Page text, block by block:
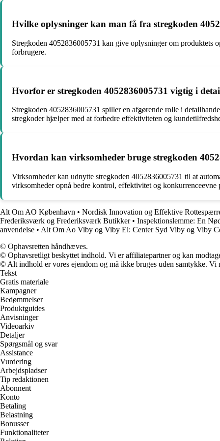
Hvilke oplysninger kan man få fra stregkoden
Stregkoden 4052836005731 kan give oplysninger om produktets
forbrugere.
Hvorfor er stregkoden 4052836005731 vigtig i
Stregkoden 4052836005731 spiller en afgørende rolle i
stregkoder hjælper med at forbedre effektiviteten og
Hvordan kan virksomheder bruge stregkoden
Virksomheder kan udnytte stregkoden 4052836005731 til at
virksomheder opnå bedre kontrol, effektivitet og konkurrenceevne
Alt Om AO København • Nordisk Innovation og Effektive
Frederiksværk og Frederiksværk Butikker• Inspektionslemme: En
anvendelse • Alt Om Ao Viby og Viby El: Center Syd Viby og Viby
© Ophavsretten håndhæves.
© Ophavsretligt beskyttet indhold. Vi er affiliatepartner og kan
© Alt indhold er vores ejendom og må ikke bruges uden samtykke.
Tekst
Gratis materiale
Kampagner
Bedømmelser
Produktguides
Anvisninger
Videoarkiv
Detaljer
Spørgsmål og svar
Assistance
Vurdering
Arbejdspladser
Tip redaktionen
Abonnent
Konto
Betaling
Belastning
Bonusser
Funktionaliteter